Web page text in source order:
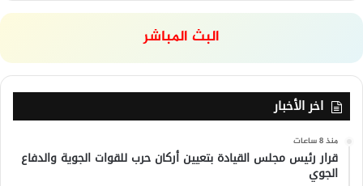
البث المباشر
اخر الأخبار
منذ 8 ساعات
قرار رئيس مجلس القيادة بتعيين أركان حرب للقوات الجوية والدفاع
الجوي